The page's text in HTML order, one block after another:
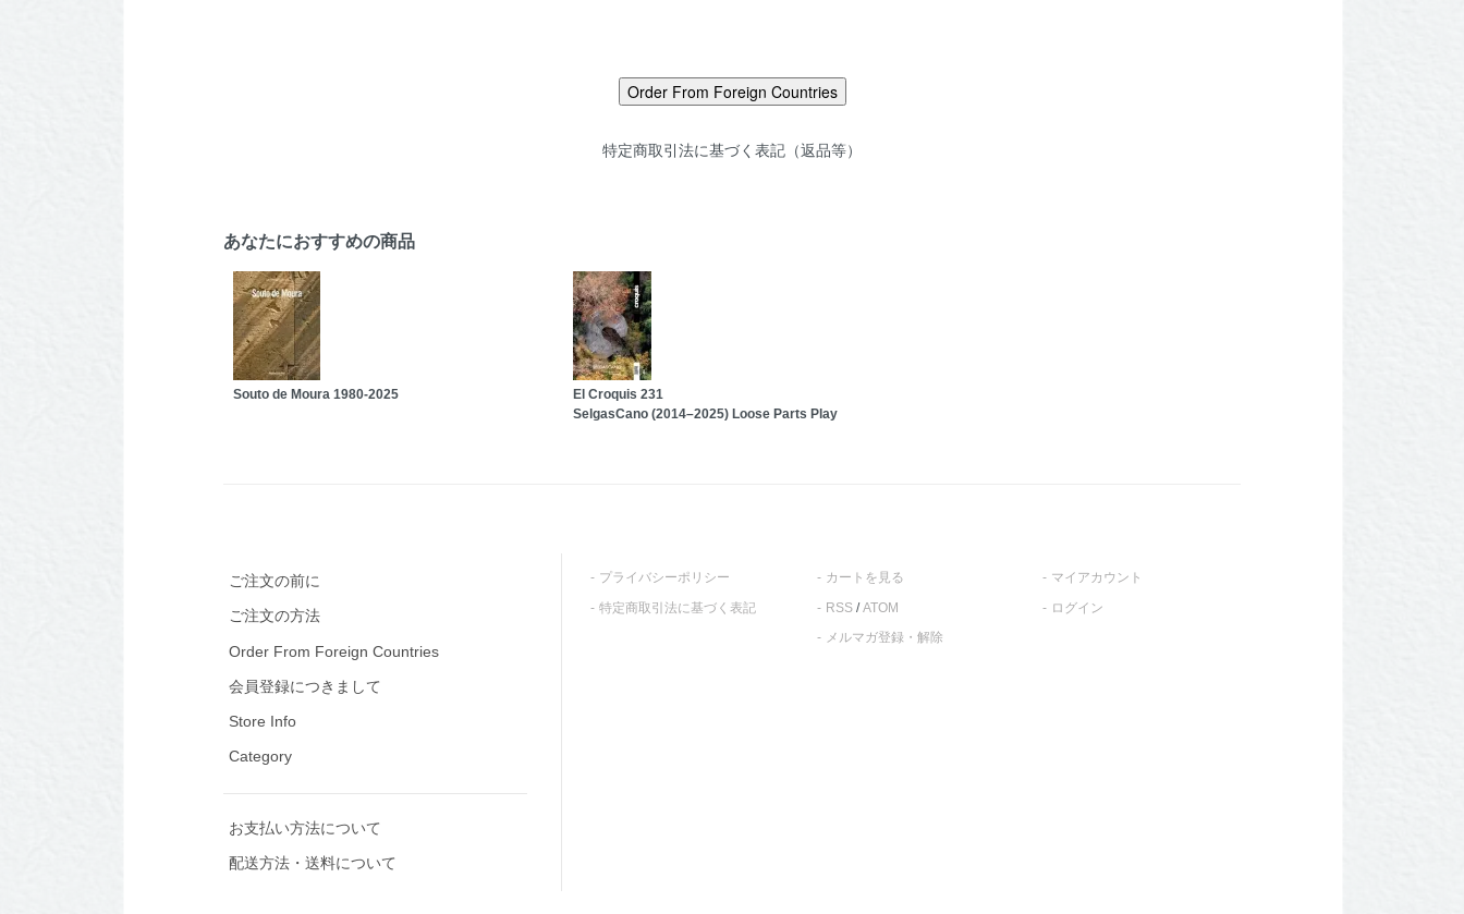
特定商取引法に基づく表記（返品等）
あなたにおすすめの商品
Souto de Moura 1980-2025
El Croquis 231
SelgasCano (2014–2025) Loose Parts Play
ご注文の前に
ご注文の方法
Order From Foreign Countries
会員登録につきまして
Store Info
Category
お支払い方法について
配送方法・送料について
プライバシーポリシー
特定商取引法に基づく表記
カートを見る
RSS/ATOM
メルマガ登録・解除
マイアカウント
ログイン